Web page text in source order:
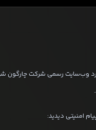
وب‌سایت رسمی شرکت چارگون